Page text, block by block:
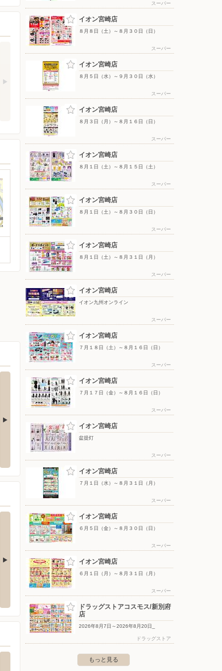
城町88-1
イオン南宮崎店
〒880-0902 宮崎県宮崎市大淀4-7-30
ＲＩＣＡＮ ＨＯＬ
ト
町3-10サクラマチクマモト
ＡＭＥＲＩＣＡＮ ＨＯＬＩＣ大分トキ
ハ
〒870-1155 大分市大字玉沢755-1大分トキハわさだタウ
ン 2F
スーパー
イオン宮崎店
８月８日（土）～８月３０日（日）
スーパー
イオン宮崎店
８月５日（水）～９月３０日（水）
スーパー
イオン宮崎店
８月３日（月）～８月１６日（日）
スーパー
イオン宮崎店
８月１日（土）～８月１５日（土）
スーパー
イオン宮崎店
８月１日（土）～８月３０日（日）
スーパー
イオン宮崎店
８月１日（土）～８月３１日（月）
スーパー
イオン宮崎店
イオン九州オンライン
スーパー
イオン宮崎店
７月１８日（土）～８月１６日（日）
スーパー
イオン宮崎店
７月１７日（金）～８月１６日（日）
スーパー
イオン宮崎店
盆提灯
スーパー
イオン宮崎店
７月１日（水）～８月３１日（月）
スーパー
イオン宮崎店
６月５日（金）～８月３０日（日）
スーパー
イオン宮崎店
６月１日（月）～８月３１日（月）
スーパー
ドラッグストアコスモス/新別府
店
2026年8月7日～2026年8月20日_
ドラッグストア
もっと見る